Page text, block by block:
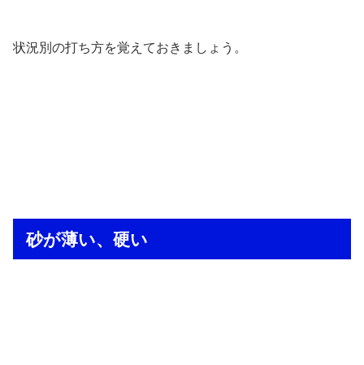
状況別の打ち方を覚えておきましょう。
砂が薄い、硬い